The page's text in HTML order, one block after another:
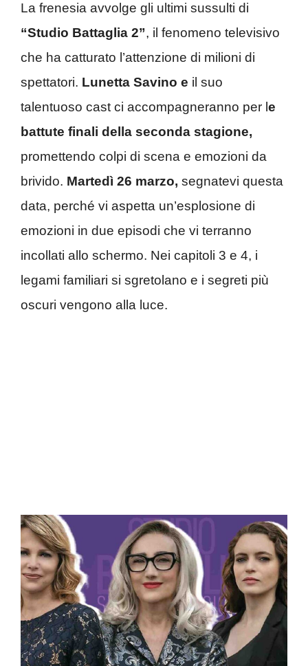
La frenesia avvolge gli ultimi sussulti di
“Studio Battaglia 2”, il fenomeno televisivo
che ha catturato l’attenzione di milioni di
spettatori. Lunetta Savino e il suo
talentuoso cast ci accompagneranno per l e
battute finali della seconda stagione,
promettendo colpi di scena e emozioni da
brivido. Martedì 26 marzo, segnatevi questa
data, perché vi aspetta un’esplosione di
emozioni in due episodi che vi terranno
incollati allo schermo. Nei capitoli 3 e 4, i
legami familiari si sgretolano e i segreti più
oscuri vengono alla luce.